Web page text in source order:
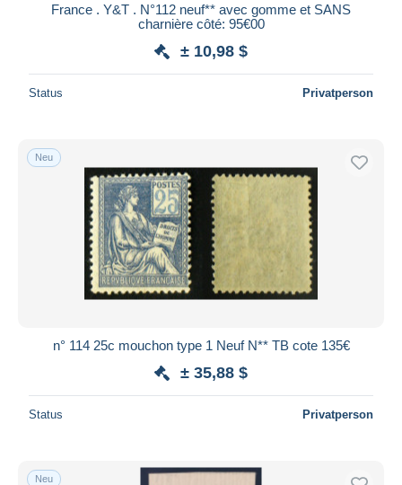
France . Y&T . N°112 neuf** avec gomme et SANS
charnière côté: 95€00
± 10,98 $
Status Privatperson
Neu
n° 114 25c mouchon type 1 Neuf N** TB cote 135€
± 35,88 $
Status Privatperson
Neu